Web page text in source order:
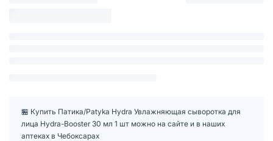
🏪 Купить Патика/Patyka Hydra Увлажняющая сыворотка для
лица Hydra-Booster 30 мл 1 шт можно на сайте и в наших
аптеках в Чебоксарах